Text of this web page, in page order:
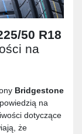
50 R18
na
Bridgestone
na
dotyczące
że